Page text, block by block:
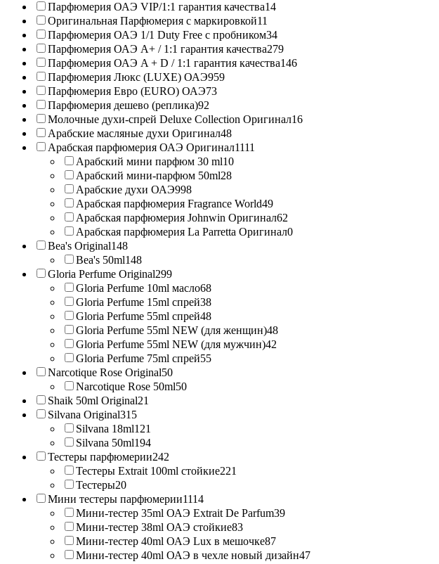
Парфюмерия ОАЭ VIP/1:1 гарантия качества14
Оригинальная Парфюмерия с маркировкой11
Парфюмерия ОАЭ 1/1 Duty Free с пробником34
Парфюмерия ОАЭ A+ / 1:1 гарантия качества279
Парфюмерия ОАЭ A + D / 1:1 гарантия качества146
Парфюмерия Люкс (LUXE) ОАЭ959
Парфюмерия Евро (EURO) ОАЭ73
Парфюмерия дешево (реплика)92
Молочные духи-спрей Deluxe Collection Оригинал16
Арабские масляные духи Оригинал48
Арабская парфюмерия ОАЭ Оригинал1111
Арабский мини парфюм 30 ml10
Арабский мини-парфюм 50ml28
Арабские духи ОАЭ998
Арабская парфюмерия Fragrance World49
Арабская парфюмерия Johnwin Оригинал62
Арабская парфюмерия La Parretta Оригинал0
Bea's Original148
Bea's 50ml148
Gloria Perfume Original299
Gloria Perfume 10ml масло68
Gloria Perfume 15ml спрей38
Gloria Perfume 55ml спрей48
Gloria Perfume 55ml NEW (для женщин)48
Gloria Perfume 55ml NEW (для мужчин)42
Gloria Perfume 75ml спрей55
Narcotique Rose Original50
Narcotique Rose 50ml50
Shaik 50ml Original21
Silvana Original315
Silvana 18ml121
Silvana 50ml194
Тестеры парфюмерии242
Тестеры Extrait 100ml стойкие221
Тестеры20
Мини тестеры парфюмерии1114
Мини-тестер 35ml ОАЭ Extrait De Parfum39
Мини-тестер 38ml ОАЭ стойкие83
Мини-тестер 40ml ОАЭ Lux в мешочке87
Мини-тестер 40ml ОАЭ в чехле новый дизайн47